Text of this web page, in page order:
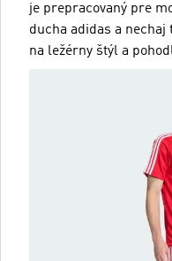
je prepracovaný pre
ducha adidas a
na ležérny štýl a